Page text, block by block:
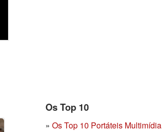
Os Top 10
» Os Top 10 Portáteis Multimídia